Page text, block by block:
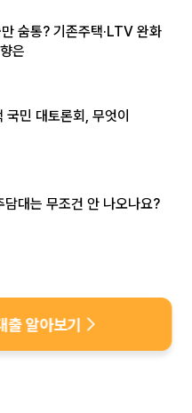
모든 분들께 늘 가장
을 제공해 드릴 수 있도록
이 필요하실 땐 언제든
가득하시길 진심으로
숨통? 기존주택·LTV 완화
은
민 대토론회, 무엇이
대는 무조건 안 나오나요?
출 알아보기